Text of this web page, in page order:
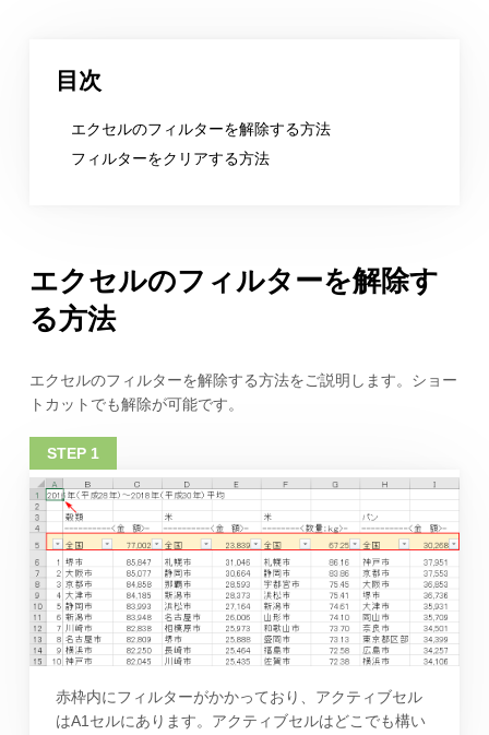
目次
エクセルのフィルターを解除する方法
フィルターをクリアする方法
エクセルのフィルターを解除す
る方法
エクセルのフィルターを解除する方法をご説明します。ショー
トカットでも解除が可能です。
赤枠内にフィルターがかかっており、アクティブセル
はA1セルにあります。アクティブセルはどこでも構い